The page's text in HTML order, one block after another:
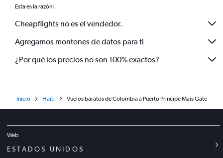
Esta es la razón:
Cheapflights no es el vendedor.
Agregamos montones de datos para ti
¿Por qué los precios no son 100% exactos?
Inicio Haití Vuelos baratos de Colombia a Puerto Príncipe Mais Gate
Web
ESTADOS UNIDOS